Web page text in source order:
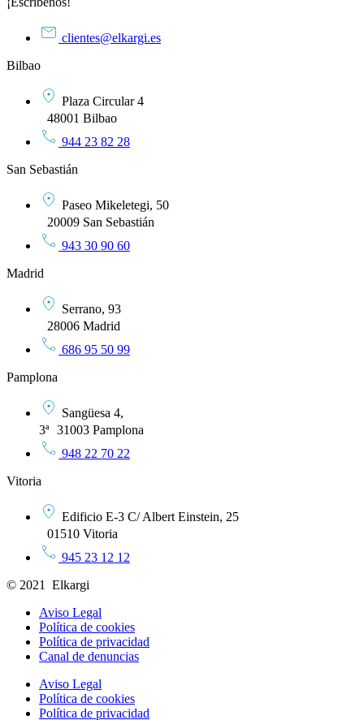
clientes@elkargi.es
Bilbao
Plaza Circular 4
48001 Bilbao
944 23 82 28
San Sebastián
Paseo Mikeletegi, 50
20009 San Sebastián
943 30 90 60
Madrid
Serrano, 93
28006 Madrid
686 95 50 99
Pamplona
Sangüesa 4,
3ª 31003 Pamplona
948 22 70 22
Vitoria
Edificio E-3 C/ Albert Einstein, 25
01510 Vitoria
945 23 12 12
© 2021 Elkargi
Aviso Legal
Política de cookies
Política de privacidad
Canal de denuncias
Aviso Legal
Política de cookies
Política de privacidad